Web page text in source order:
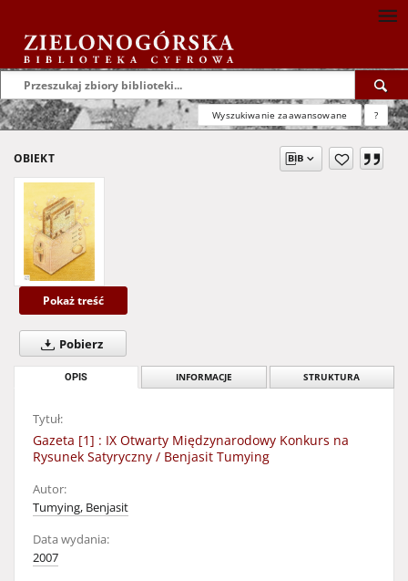
Wyszukiwanie zaawansowane ?
OBIEKT
Pokaż treść
Pobierz
OPIS INFORMACJE STRUKTURA
Tytuł:
Gazeta [1] : IX Otwarty Międzynarodowy Konkurs na
Rysunek Satyryczny / Benjasit Tumying
Autor:
Tumying, Benjasit
Data wydania:
2007